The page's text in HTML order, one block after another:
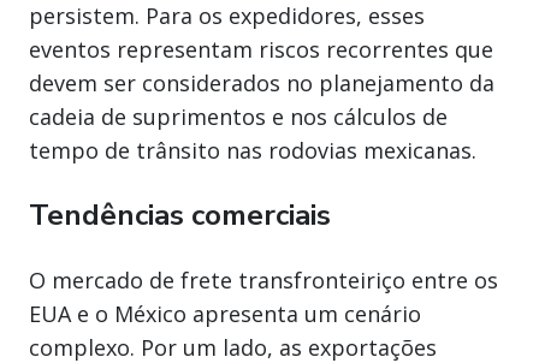
persistem. Para os expedidores, esses
eventos representam riscos recorrentes que
devem ser considerados no planejamento da
cadeia de suprimentos e nos cálculos de
tempo de trânsito nas rodovias mexicanas.
Tendências comerciais
O mercado de frete transfronteiriço entre os
EUA e o México apresenta um cenário
complexo. Por um lado, as exportações